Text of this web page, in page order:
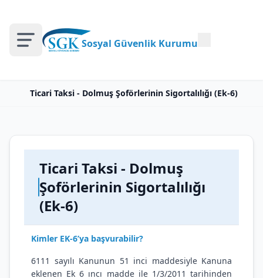
Sosyal Güvenlik Kurumu
Ticari Taksi - Dolmuş Şoförlerinin Sigortalılığı (Ek-6)
Ticari Taksi - Dolmuş
Şoförlerinin Sigortalılığı
(Ek-6)
Kimler EK-6’ya başvurabilir?
6111 sayılı Kanunun 51 inci maddesiyle Kanuna
eklenen Ek 6 ıncı madde ile 1/3/2011 tarihinden